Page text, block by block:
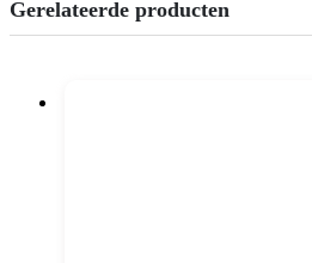
Gerelateerde producten